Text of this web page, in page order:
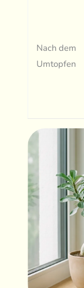
Nach dem
Umtopfen